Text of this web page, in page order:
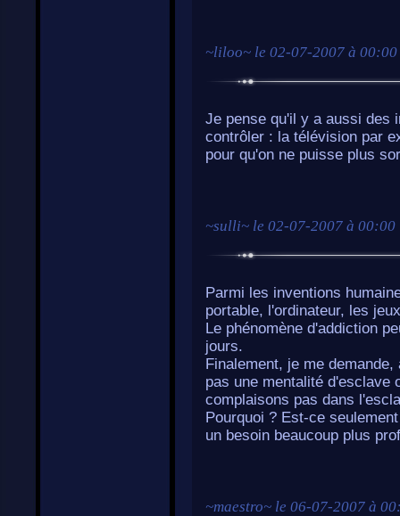
~liloo~ le 02-07-2007 à 00:00
Je pense qu'il y a aussi des
contrôler : la télévision par
pour qu'on ne puisse plus
~sulli~ le 02-07-2007 à 00:00
Parmi les inventions
portable, l'ordinateur, les
Le phénomène d'addiction
jours.
Finalement, je me
pas une mentalité d'esclave
complaisons pas dans
Pourquoi ? Est-ce
un besoin beaucoup plus
~maestro~ le 06-07-2007 à